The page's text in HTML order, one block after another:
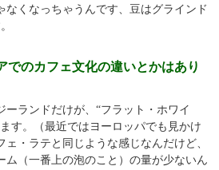
なくなっちゃうんです、豆はグラインド
でのカフェ文化の違いとかはあり
ーランドだけが、“フラット・ホワイ
す。（最近ではヨーロッパでも見かけ
・ラテと同じような感じなんだけど、
ム（一番上の泡のこと）の量が少ないん